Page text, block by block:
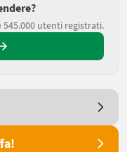
utenti registrati.